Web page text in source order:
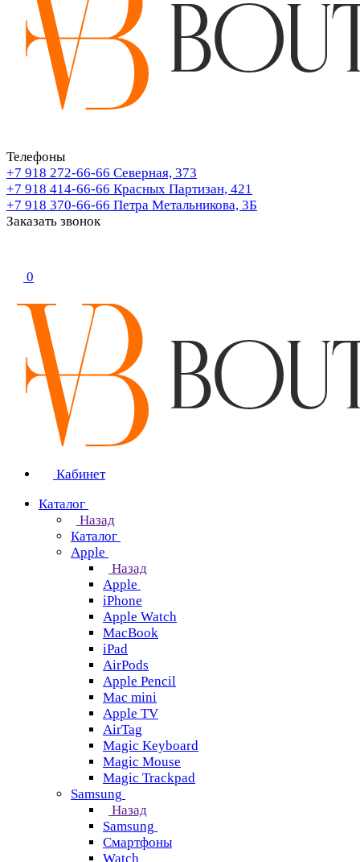
Телефоны
+7 918 272-66-66 Северная, 373
+7 918 414-66-66 Красных Партизан, 421
+7 918 370-66-66 Петра Метальникова, 3Б
Заказать звонок
0
Кабинет
Каталог
Назад
Каталог
Apple
Назад
Apple
iPhone
Apple Watch
MacBook
iPad
AirPods
Apple Pencil
Mac mini
Apple TV
AirTag
Magic Keyboard
Magic Mouse
Magic Trackpad
Samsung
Назад
Samsung
Смартфоны
Watch